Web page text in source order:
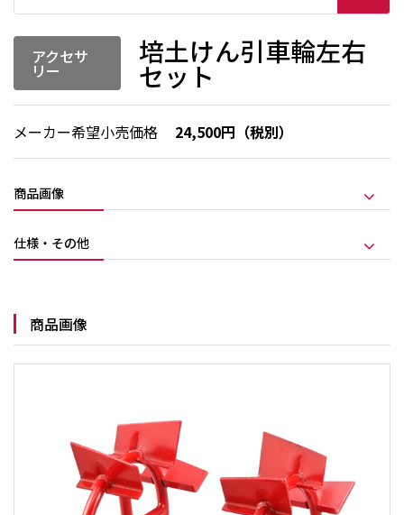
アクセサ
リー
培土けん引車輪左右
セット
メーカー希望小売価格 24,500円（税別）
商品画像
仕様・その他
商品画像